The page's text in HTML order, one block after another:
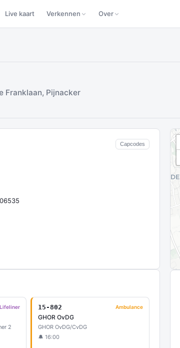
Live kaart Verkennen Over
Franklaan, Pijnacker
Capcodes
Lifeliner
2
15-802 Ambulance
GHOR OvDG
GHOR OvDG/CvDG
🔔 16:00